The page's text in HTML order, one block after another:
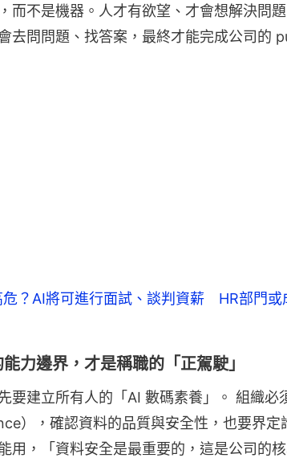
而不是機器。人才有欲望、才會想解決問
去問問題、找答案，最終才能完成公司的
危？AI將可進行面試、談判資薪 HR部門或
力邊界，才是稱職的「正駕駛」
要建立所有人的「AI 數碼素養」。 組織必
），確認資料的品質與安全性，也要界定
用，「資料安全是最重要的，這是公司的